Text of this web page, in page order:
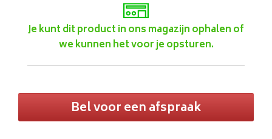
Je kunt dit product in ons magazijn ophalen of
we kunnen het voor je opsturen.
Bel voor een afspraak